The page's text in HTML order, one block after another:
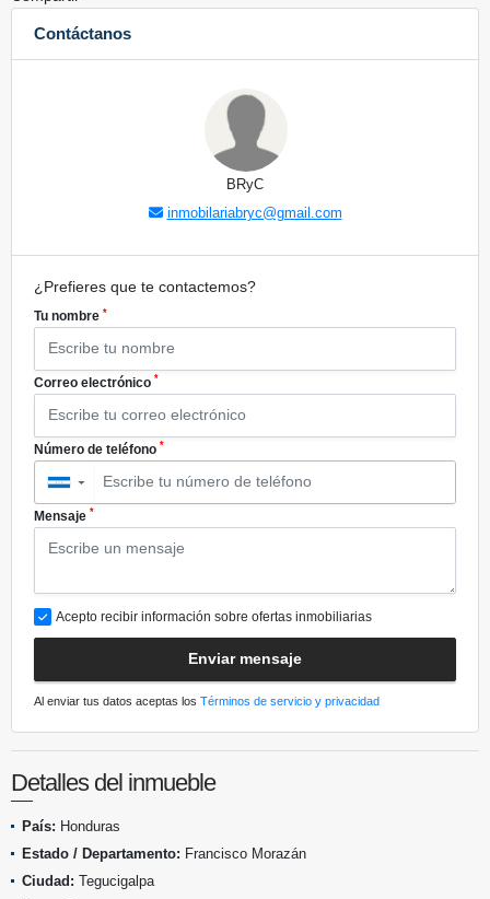
Contáctanos
BRyC
inmobilariabryc@gmail.com
¿Prefieres que te contactemos?
Tu nombre *
Correo electrónico *
Número de teléfono *
▼
Mensaje *
Acepto recibir información sobre ofertas inmobiliarias
Enviar mensaje
Al enviar tus datos aceptas los Términos de servicio y privacidad
Detalles del inmueble
País: Honduras
Estado / Departamento: Francisco Morazán
Ciudad: Tegucigalpa